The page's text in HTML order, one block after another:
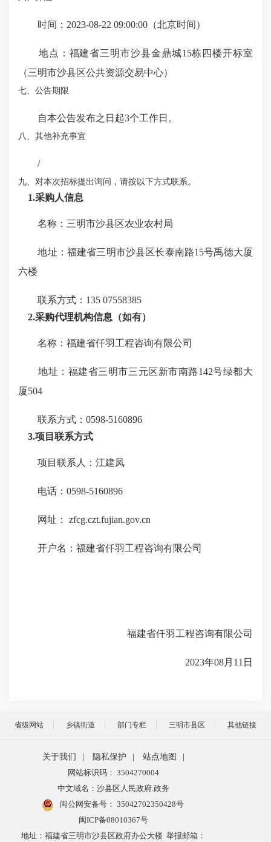
时间：2023-08-22 09:00:00（北京时间）
地点：福建省三明市沙县金鼎城15栋四楼开标室
（三明市沙县区公共资源交易中心）
七、公告期限
自本公告发布之日起3个工作日。
八、其他补充事宜
/
九、对本次招标提出询问，请按以下方式联系。
1.采购人信息
名称：三明市沙县区农业农村局
地址：福建省三明市沙县区长泰南路15号禹德大厦
六楼
联系方式：135 07558385
2.采购代理机构信息（如有）
名称：福建省仟羽工程咨询有限公司
地址：福建省三明市三元区新市南路142号绿都大
厦504
联系方式：0598-5160896
3.项目联系方式
项目联系人：江建凤
电话：0598-5160896
网址： zfcg.czt.fujian.gov.cn
开户名：福建省仟羽工程咨询有限公司
福建省仟羽工程咨询有限公司
2023年08月11日
省级网站 乡镇街道 部门专栏 三明市县区 其他链接
关于我们 隐私保护 站点地图
网站标识码： 3504270004
中文域名：沙县区人民政府.政务
闽公网安备号： 35042702350428号
闽ICP备08010367号
地址：福建省三明市沙县区政府办公大楼 举报邮箱：